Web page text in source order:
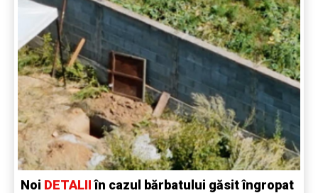
Noi DETALIIîn cazul bărbatului găsit îngropat